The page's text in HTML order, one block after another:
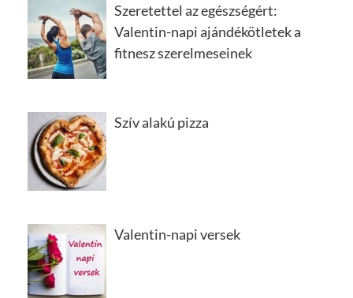
Szeretettel az egészségért:
Valentin-napi ajándékötletek a
fitnesz szerelmeseinek
Szív alakú pizza
Valentin-napi versek